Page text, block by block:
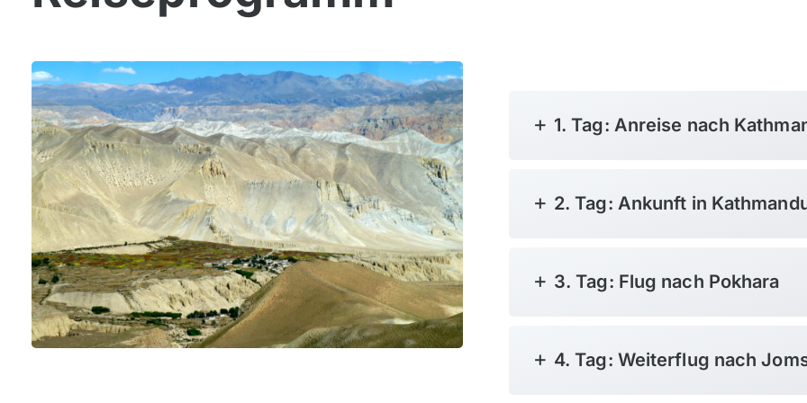
1. Tag: Anreise nach
2. Tag: Ankunft in
3. Tag: Flug nach Pokhara
4. Tag: Weiterflug nach